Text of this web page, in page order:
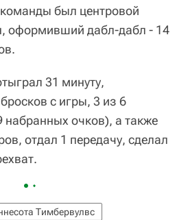
был центровой
оформивший дабл-дабл - 14
31 минуту,
с игры, 3 из 6
очков), а также
отдал 1 передачу, сделал
Тимбервулвс